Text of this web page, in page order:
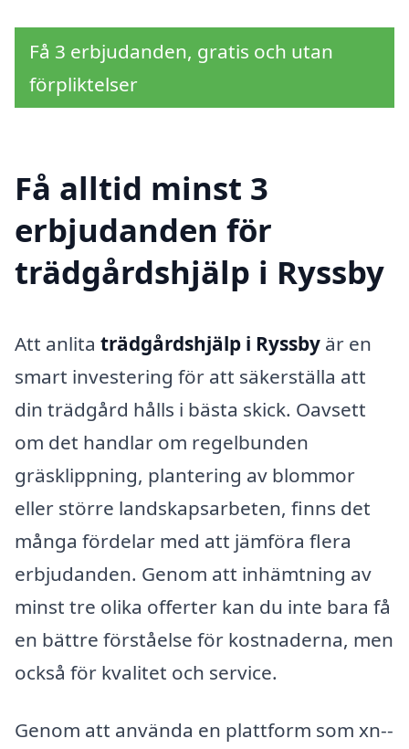
Få 3 erbjudanden, gratis och utan
förpliktelser
Få alltid minst 3
erbjudanden för
trädgårdshjälp i Ryssby
Att anlita trädgårdshjälp i Ryssby är en
smart investering för att säkerställa att
din trädgård hålls i bästa skick. Oavsett
om det handlar om regelbunden
gräsklippning, plantering av blommor
eller större landskapsarbeten, finns det
många fördelar med att jämföra flera
erbjudanden. Genom att inhämtning av
minst tre olika offerter kan du inte bara få
en bättre förståelse för kostnaderna, men
också för kvalitet och service.
Genom att använda en plattform som xn--